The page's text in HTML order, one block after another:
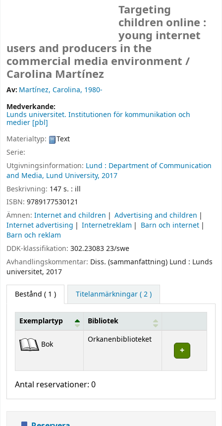
Targeting
children online :
young internet
users and producers in the
commercial media environment /
Carolina Martínez
Av: Martínez, Carolina, 1980-
Medverkande:
Lunds universitet. Institutionen för kommunikation och
medier [pbl]
Materialtyp:
Text
Serie:
Utgivningsinformation: Lund : Department of Communication
and Media, Lund University, 2017
Beskrivning: 147 s. : ill
ISBN: 9789177530121
Ämnen: Internet and children
Advertising and children
Internet advertising
Internetreklam
Barn och internet
Barn och reklam
DDK-klassifikation: 302.23083 23/swe
Avhandlingskommentar: Diss. (sammanfattning) Lund : Lunds
universitet, 2017
Bestånd ( 1 ) Titelanmärkningar ( 2 )
Exemplartyp Bibliotek
Bok Orkanenbiblioteket
Antal reservationer: 0